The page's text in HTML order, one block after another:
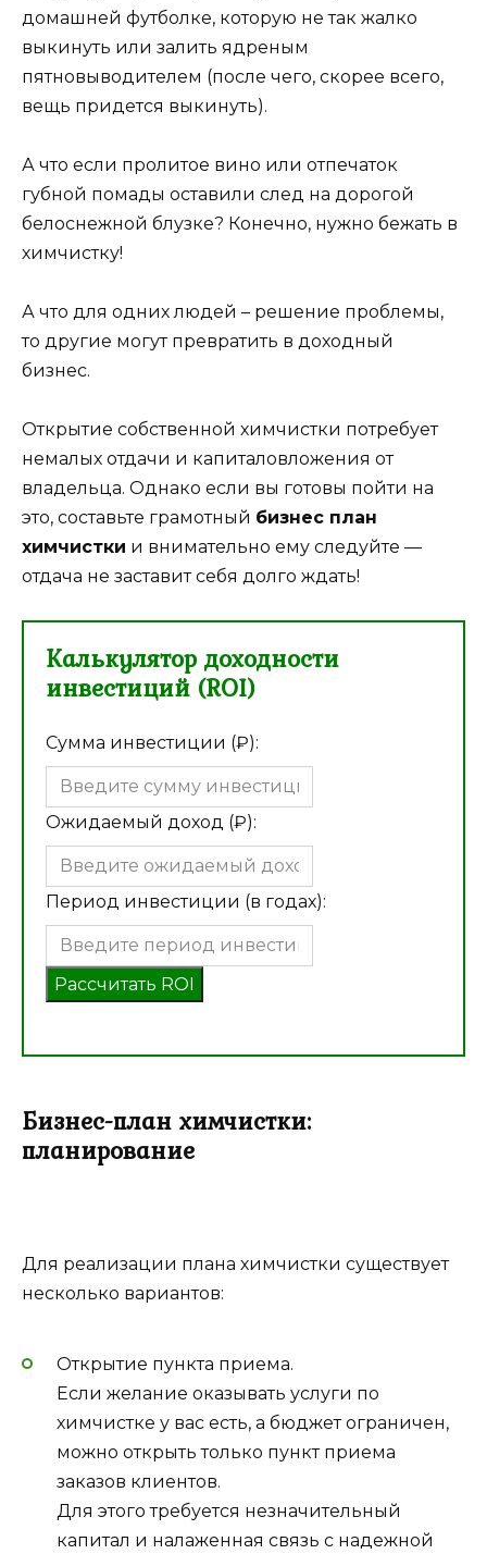
домашней футболке, которую не так жалко
выкинуть или залить ядреным
пятновыводителем (после чего, скорее всего,
вещь придется выкинуть).
А что если пролитое вино или отпечаток
губной помады оставили след на дорогой
белоснежной блузке? Конечно, нужно бежать в
химчистку!
А что для одних людей – решение проблемы,
то другие могут превратить в доходный
бизнес.
Открытие собственной химчистки потребует
немалых отдачи и капиталовложения от
владельца. Однако если вы готовы пойти на
это, составьте грамотный бизнес план
химчистки и внимательно ему следуйте —
отдача не заставит себя долго ждать!
Калькулятор доходности
инвестиций (ROI)
Сумма инвестиции (₽):
Ожидаемый доход (₽):
Период инвестиции (в годах):
Рассчитать ROI
Бизнес-план химчистки:
планирование
Для реализации плана химчистки существует
несколько вариантов:
Открытие пункта приема.
Если желание оказывать услуги по
химчистке у вас есть, а бюджет ограничен,
можно открыть только пункт приема
заказов клиентов.
Для этого требуется незначительный
капитал и налаженная связь с надежной